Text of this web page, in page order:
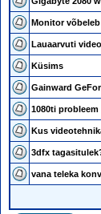
Monitor
Lauaarvuti
Küsims
Gainward
1080ti probleem
Kus
3dfx
vana teleka